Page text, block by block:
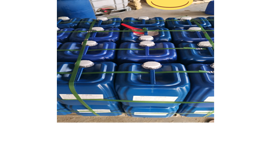
焦化煤气脱硫剂
络合铁脱硫催化
天然气脱硫剂
羰基硫脱除催化